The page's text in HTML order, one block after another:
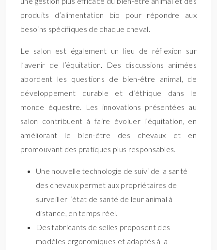
produits d’alimentation bio pour répondre aux
besoins spécifiques de chaque cheval.
Le salon est également un lieu de réflexion sur
l’avenir de l’équitation. Des discussions animées
abordent les questions de bien-être animal, de
développement durable et d’éthique dans le
monde équestre. Les innovations présentées au
salon contribuent à faire évoluer l’équitation, en
améliorant le bien-être des chevaux et en
promouvant des pratiques plus responsables.
Une nouvelle technologie de suivi de la santé
des chevaux permet aux propriétaires de
surveiller l’état de santé de leur animal à
distance, en temps réel.
Des fabricants de selles proposent des
modèles ergonomiques et adaptés à la